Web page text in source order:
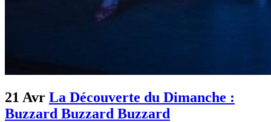
21 Avr La Découverte du Dimanche :
Buzzard Buzzard Buzzard